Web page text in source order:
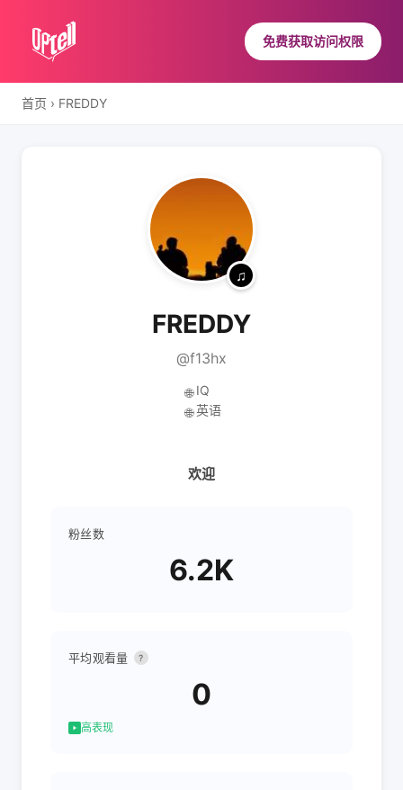
免费获取访问权限
首页 › FREDDY
FREDDY
@f13hx
🌐 IQ
🌐 英语
欢迎
粉丝数
6.2K
平均观看量 ?
0
高表现